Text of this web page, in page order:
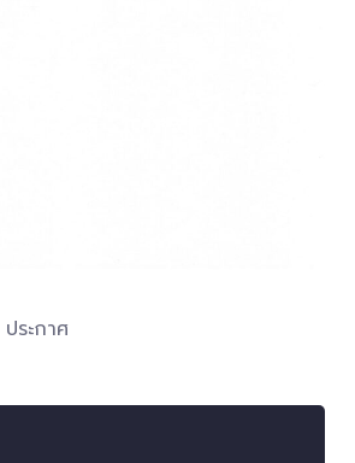
ประกาศ